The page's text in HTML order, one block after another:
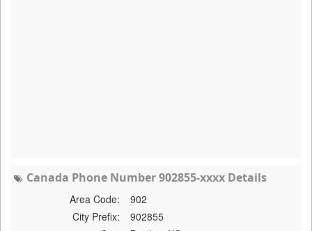
Canada Phone Number 902855-xxxx Details
Area Code:
902
City Prefix:
902855